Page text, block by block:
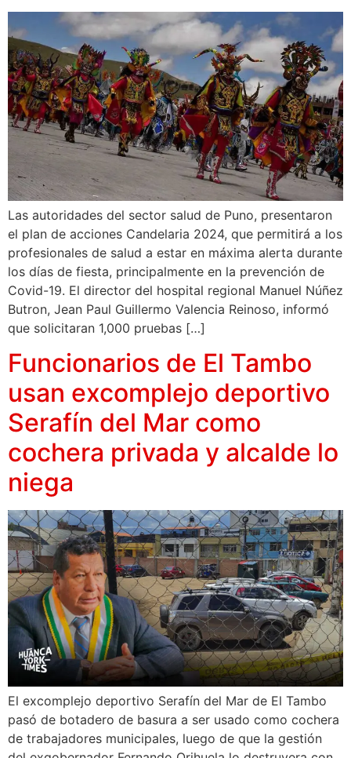
Las autoridades del sector salud de Puno, presentaron
el plan de acciones Candelaria 2024, que permitirá a los
profesionales de salud a estar en máxima alerta durante
los días de fiesta, principalmente en la prevención de
Covid-19. El director del hospital regional Manuel Núñez
Butron, Jean Paul Guillermo Valencia Reinoso, informó
que solicitaran 1,000 pruebas […]
Funcionarios de El Tambo
usan excomplejo deportivo
Serafín del Mar como
cochera privada y alcalde lo
niega
El excomplejo deportivo Serafín del Mar de El Tambo
pasó de botadero de basura a ser usado como cochera
de trabajadores municipales, luego de que la gestión